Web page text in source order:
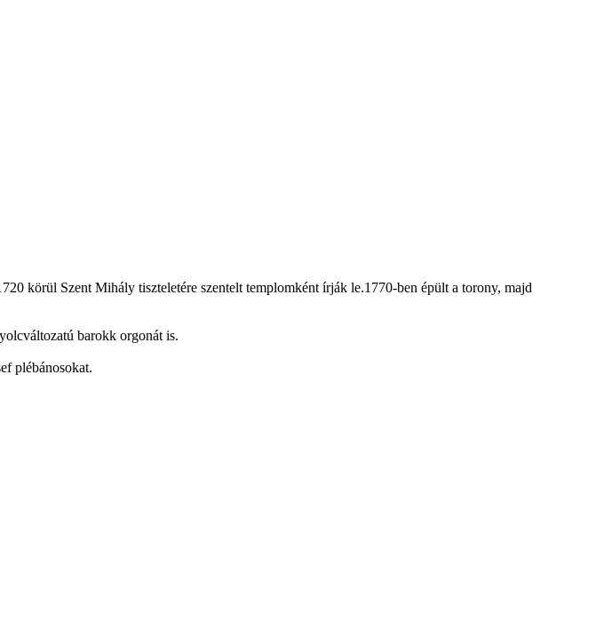
körül Szent Mihály tiszteletére szentelt templomként írják le.1770-ben épült a torony, majd
barokk orgonát is.
plébánosokat.